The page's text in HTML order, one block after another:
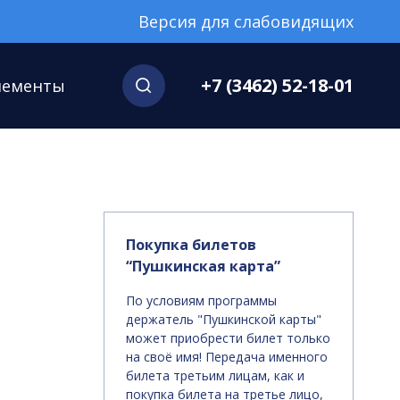
Версия для слабовидящих
+7 (3462) 52-18-01
Покупка билетов
“Пушкинская карта”
По условиям программы
держатель "Пушкинской карты"
может приобрести билет только
на своё имя! Передача именного
билета третьим лицам, как и
покупка билета на третье лицо,